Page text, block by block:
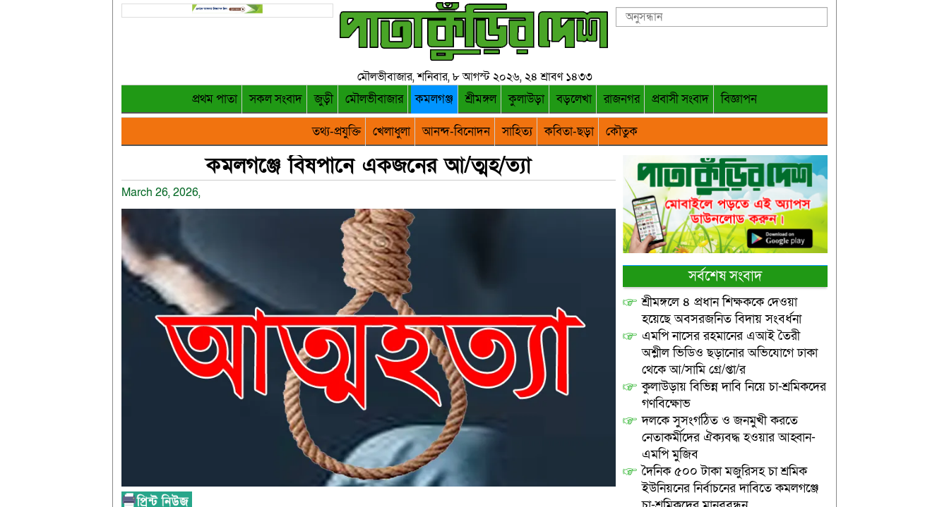
মৌলভীবাজার, শনিবার, ৮ আগস্ট ২০২৬, ২৪ শ্রাবণ ১৪৩৩
প্রথম পাতা সকল সংবাদ জুড়ী মৌলভীবাজার কমলগঞ্জ শ্রীমঙ্গল কুলাউড়া বড়লেখা রাজনগর প্রবাসী সংবাদ
বিজ্ঞাপন
তথ্য-প্রযুক্তি
খেলাধুলা আনন্দ-বিনোদন সাহিত্য কবিতা-ছড়া কৌতুক
কমলগঞ্জে বিষপানে একজনের আ/ত্মহ/ত্যা
March 26, 2026,
সর্বশেষ সংবাদ
শ্রীমঙ্গলে ৪ প্রধান শিক্ষককে দেওয়া
হয়েছে অবসরজনিত বিদায় সংবর্ধনা
এমপি নাসের রহমানের এআই তৈরী
অশ্লীল ভিডিও ছড়ানোর অভিযোগে ঢাকা
থেকে আ/সামি গ্রে/প্তা/র
কুলাউড়ায় বিভিন্ন দাবি নিয়ে চা-শ্রমিকদের
গণবিক্ষোভ
দলকে সুসংগঠিত ও জনমুখী করতে
নেতাকর্মীদের ঐক্যবদ্ধ হওয়ার আহ্বান-
এমপি মুজিব
দৈনিক ৫০০ টাকা মজুরিসহ চা শ্রমিক
ইউনিয়নের নির্বাচনের দাবিতে কমলগঞ্জে